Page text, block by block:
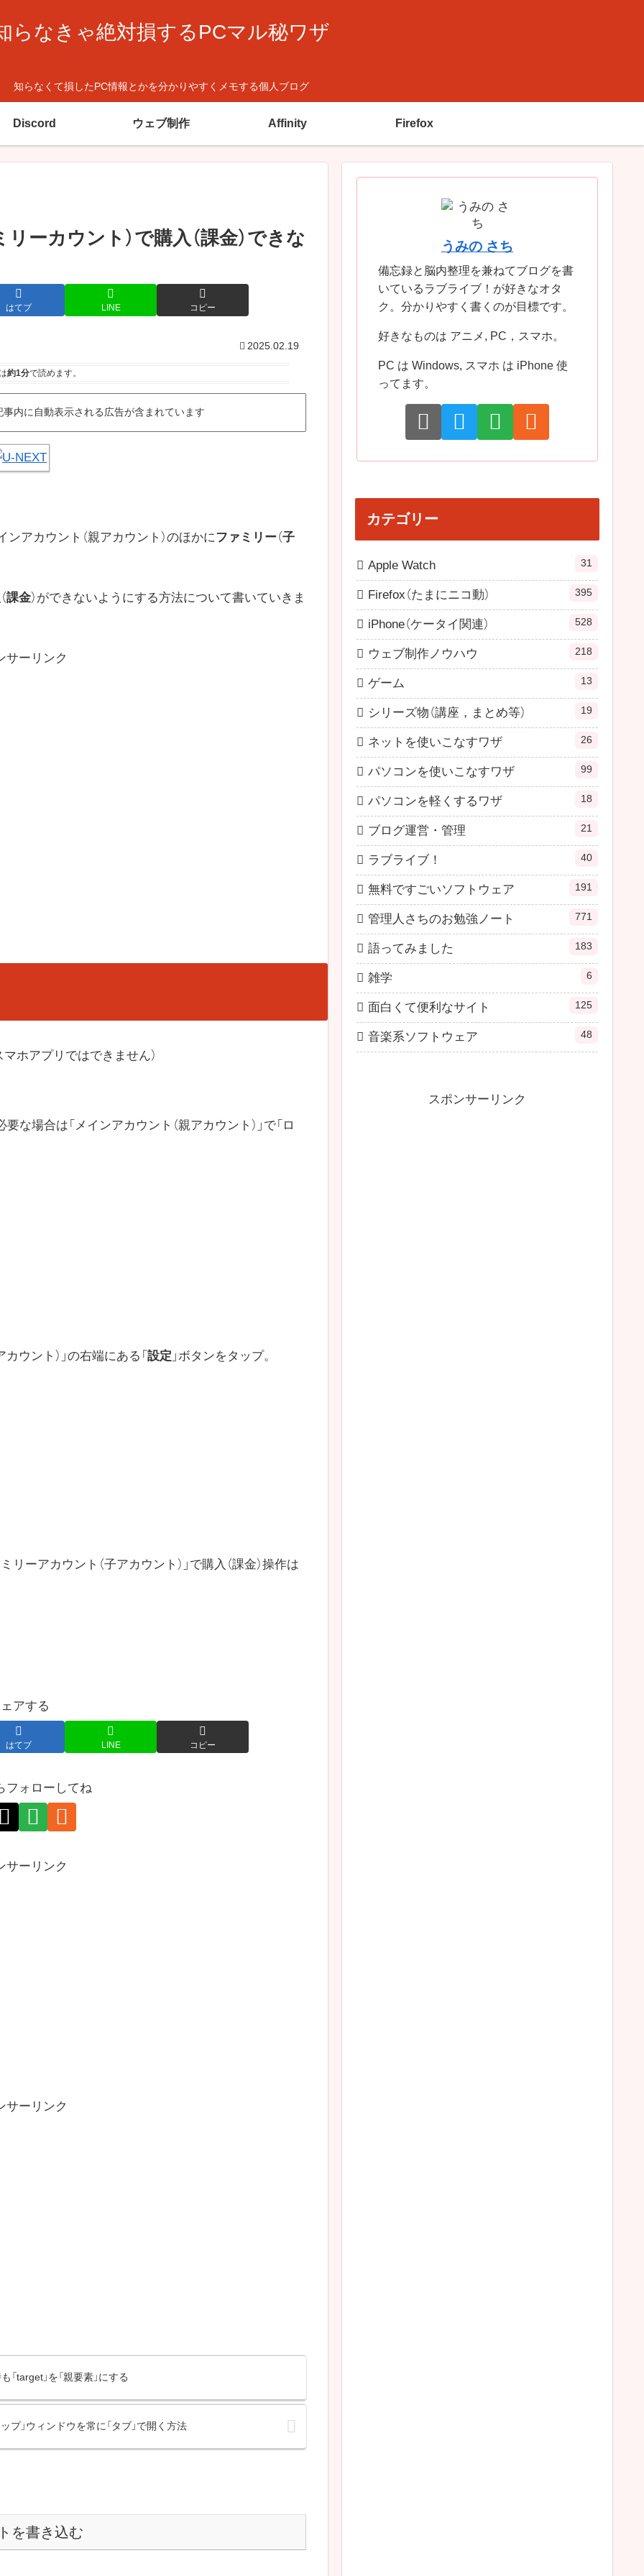
らなきゃ絶対損するPCマル秘ワザ
知らなくて損したPC情報とかを分かりやすくメモする個人ブログ
Discord ウェブ制作 Affinity Firefox
ーカウント）で購入（課金）できな
はてブ LINE コピー
2025.02.19
約1分で読めます。
内に自動表示される広告が含まれています
ンアカウント（親アカウント）のほかにファミリー（子
（課金）ができないようにする方法について書いていきま
サーリンク
マホアプリではできません）
要な場合は「メインアカウント（親アカウント）」で「ロ
ウント）」の右端にある「設定 」ボタンをタップ。
ーアカウント（子アカウント）」で購入（課金）操作は
アする
はてブ LINE コピー
フォローしてね
サーリンク
サーリンク
「target」を「親要素」にする
プ」ウィンドウを常に「タブ」で開く方法
を書き込む
うみの さち
備忘録と脳内整理を兼ねてブログを書
いているラブライブ！が好きなオタ
ク。分かりやすく書くのが目標です。
好きなものは アニメ, PC，スマホ。
PC は Windows, スマホ は iPhone 使
ってます。
カテゴリー
Apple Watch 31
Firefox（たまにニコ動） 395
iPhone（ケータイ関連） 528
ウェブ制作ノウハウ 218
ゲーム 13
シリーズ物（講座，まとめ等） 19
ネットを使いこなすワザ 26
パソコンを使いこなすワザ 99
パソコンを軽くするワザ 18
ブログ運営・管理 21
ラブライブ！ 40
無料ですごいソフトウェア 191
管理人さちのお勉強ノート 771
語ってみました 183
雑学 6
面白くて便利なサイト 125
音楽系ソフトウェア 48
スポンサーリンク